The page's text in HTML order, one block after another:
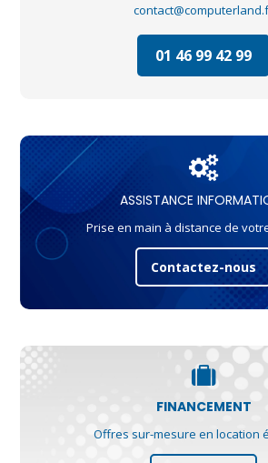
01 46 99 42 99
ASSISTANCE
Prise en main à distance de
Contactez-nous
FINANCEMENT
Offres sur-mesure en location